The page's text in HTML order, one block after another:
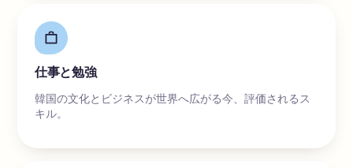
仕事と勉強
韓国の文化とビジネスが世界へ広がる今、評価されるス
キル。